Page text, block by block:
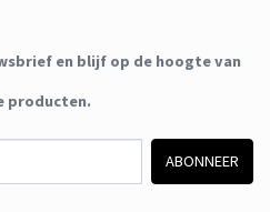
en blijf op de hoogte van
producten.
ABONNEER